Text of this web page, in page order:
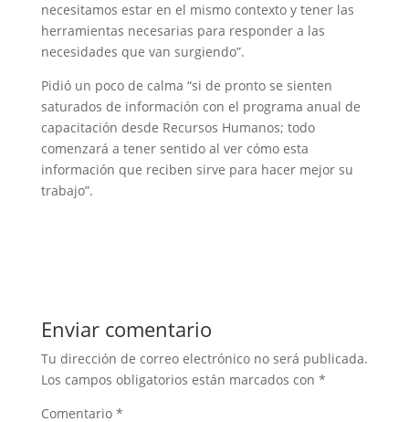
necesitamos estar en el mismo contexto y tener las
herramientas necesarias para responder a las
necesidades que van surgiendo”.
Pidió un poco de calma “si de pronto se sienten
saturados de información con el programa anual de
capacitación desde Recursos Humanos; todo
comenzará a tener sentido al ver cómo esta
información que reciben sirve para hacer mejor su
trabajo”.
Enviar comentario
Tu dirección de correo electrónico no será publicada.
Los campos obligatorios están marcados con *
Comentario *